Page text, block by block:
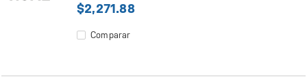
$2,271.88
Comparar